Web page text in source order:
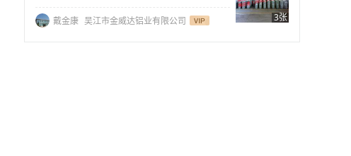
戴金康 吴江市金威达铝业有限公司 3张